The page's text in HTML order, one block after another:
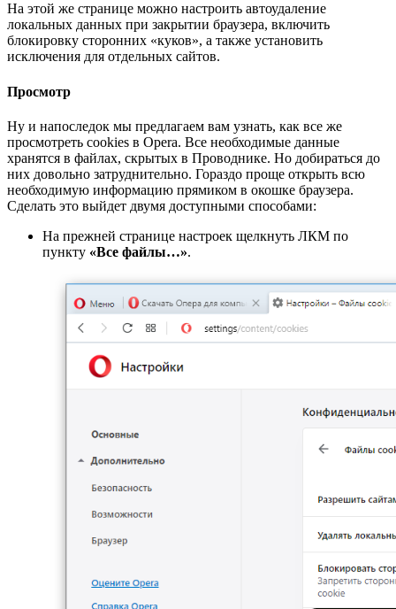
На этой же странице можно настроить автоудаление
локальных данных при закрытии браузера, включить
блокировку сторонних «куков», а также установить
исключения для отдельных сайтов.
Просмотр
Ну и напоследок мы предлагаем вам узнать, как все же
просмотреть cookies в Opera. Все необходимые данные
хранятся в файлах, скрытых в Проводнике. Но добираться до
них довольно затруднительно. Гораздо проще открыть всю
необходимую информацию прямиком в окошке браузера.
Сделать это выйдет двумя доступными способами:
На прежней странице настроек щелкнуть ЛКМ по
пункту «Все файлы…».